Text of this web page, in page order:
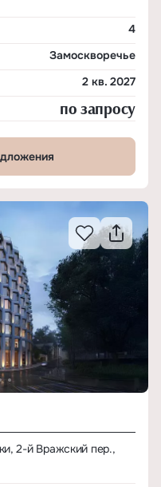
4
Замоскворечье
2 кв. 2027
по запросу
2-й Вражский пер.,